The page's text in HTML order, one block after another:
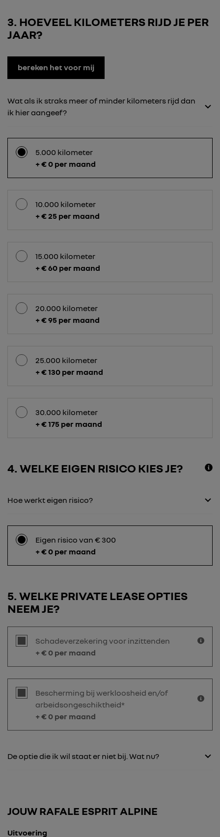
3 HOEVEEL KILOMETERS RIJD JE PER
JAAR?
bereken het voor mij
Wat als ik straks meer of minder kilometers rijd dan
ik hier aangeef?
5.000 kilometer
+ € 0 per maand
10.000 kilometer
+ € 25 per maand
15.000 kilometer
+ € 60 per maand
20.000 kilometer
+ € 95 per maand
25.000 kilometer
+ € 130 per maand
30.000 kilometer
+ € 175 per maand
4 WELKE EIGEN RISICO KIES JE?
Hoe werkt eigen risico?
Eigen risico van € 300
+ € 0 per maand
5 WELKE PRIVATE LEASE OPTIES
NEEM JE?
Schadeverzekering voor inzittenden
+ €0 per maand
Bescherming bij werkloosheid en/of
arbeidsongeschiktheid*
+ €0 per maand
De optie die ik wil staat er niet bij. Wat nu?
JOUW RAFALE ESPRIT ALPINE
Uitvoering